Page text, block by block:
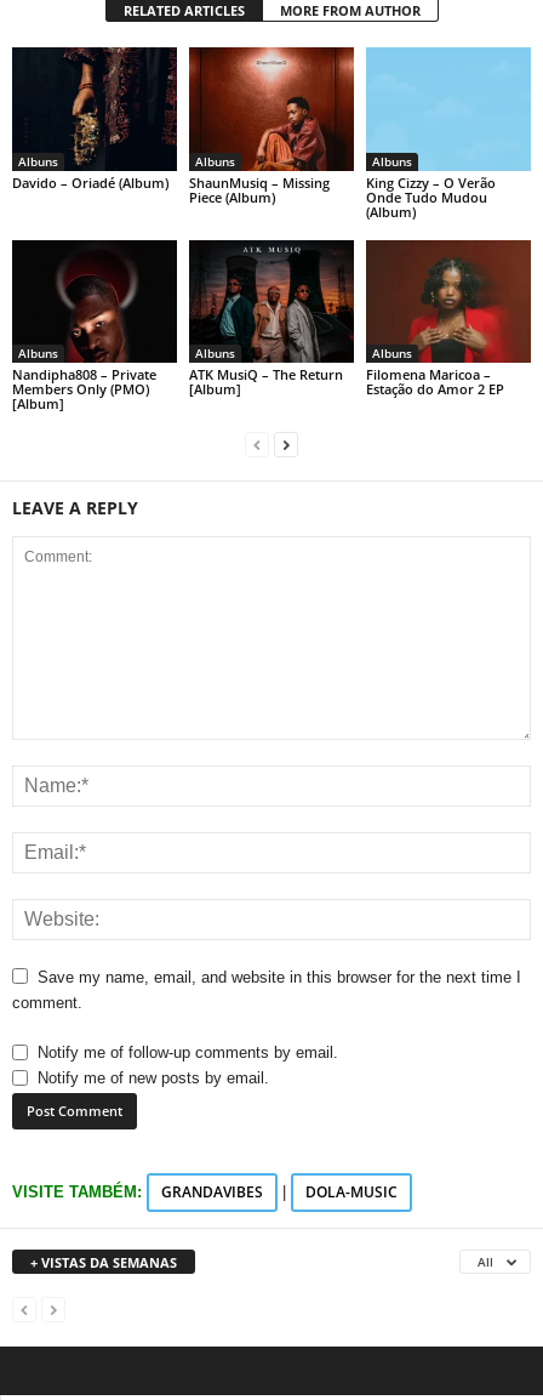
RELATED ARTICLES MORE FROM AUTHOR
Albuns
Davido – Oriadé (Album)
Albuns
ShaunMusiq – Missing
Piece (Album)
Albuns
King Cizzy – O Verão
Onde Tudo Mudou
(Album)
Albuns
Nandipha808 – Private
Members Only (PMO)
[Album]
Albuns
ATK MusiQ – The Return
[Album]
Albuns
Filomena Maricoa –
Estação do Amor 2 EP
LEAVE A REPLY
Save my name, email, and website in this browser for the next time I
comment.
Notify me of follow-up comments by email.
Notify me of new posts by email.
VISITE TAMBÉM: GRANDAVIBES DOLA-MUSIC
+ VISTAS DA SEMANAS All